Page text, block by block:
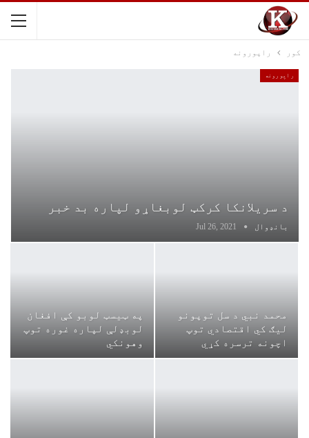
کور راپورونه
راپورونه
د سریلانکا کرکټ لوبغاړو لپاره بد خبر
بانډوال Jul 26, 2021
محمد نبي د سل توپونو
لیګ کي اقتصادي توپ
اچونه ترسره کړي
په ټیسټ لوبو کې افغان
لوبډلې لپاره غوره توپ
وهونکي